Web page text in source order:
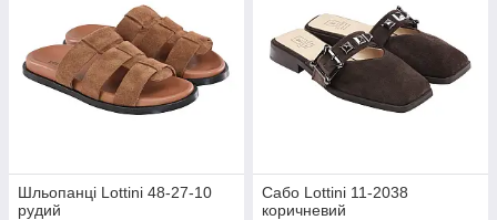
Шльопанці Lottini 48-27-10
рудий
Сабо Lottini 11-2038
коричневий